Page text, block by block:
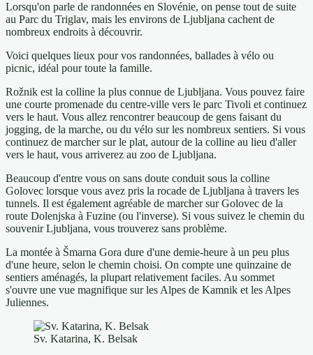
Lorsqu'on parle de randonnées en Slovénie, on pense tout de suite
au Parc du Triglav, mais les environs de Ljubljana cachent de
nombreux endroits à découvrir.
Voici quelques lieux pour vos randonnées, ballades à vélo ou
picnic, idéal pour toute la famille.
Rožnik est la colline la plus connue de Ljubljana. Vous pouvez faire
une courte promenade du centre-ville vers le parc Tivoli et continuez
vers le haut. Vous allez rencontrer beaucoup de gens faisant du
jogging, de la marche, ou du vélo sur les nombreux sentiers. Si vous
continuez de marcher sur le plat, autour de la colline au lieu d'aller
vers le haut, vous arriverez au zoo de Ljubljana.
Beaucoup d'entre vous on sans doute conduit sous la colline
Golovec lorsque vous avez pris la rocade de Ljubljana à travers les
tunnels. Il est également agréable de marcher sur Golovec de la
route Dolenjska à Fuzine (ou l'inverse). Si vous suivez le chemin du
souvenir Ljubljana, vous trouverez sans problème.
La montée à Šmarna Gora dure d'une demie-heure à un peu plus
d'une heure, selon le chemin choisi. On compte une quinzaine de
sentiers aménagés, la plupart relativement faciles. Au sommet
s'ouvre une vue magnifique sur les Alpes de Kamnik et les Alpes
Juliennes.
Sv. Katarina, K. Belsak